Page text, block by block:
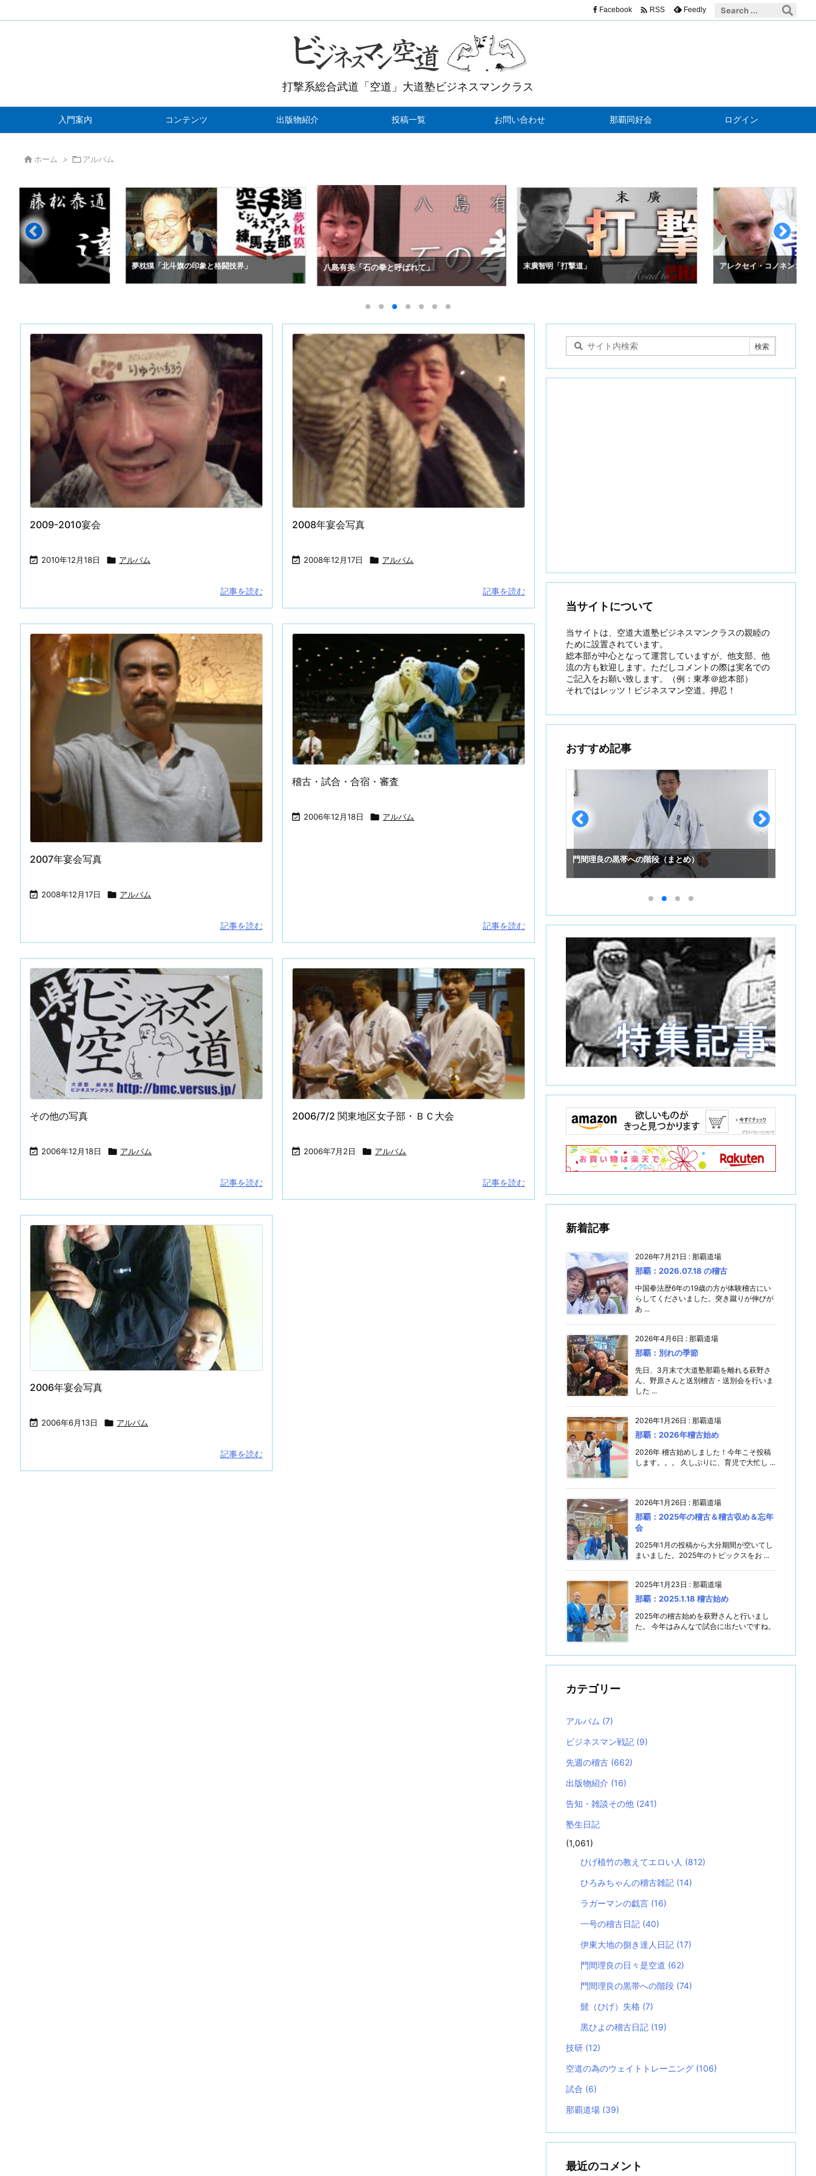
打撃系総合武道「空道」大道塾ビジネスマンクラス
入門案内 コンテンツ 出版物紹介 投稿一覧 お問い合わせ 那覇同好会 ログイン
Facebook  RSS Feedly
 ホーム > アルバム
夢枕獏「北斗旗の印象と格闘技界」 八島有美「石の拳と呼ばれて」 末廣智明「打撃道」 アレクセイ・コノネンコ「
2009-2010宴会
 2010年12月18日  アルバム
記事を読む
2008年宴会写真
 2008年12月17日  アルバム
記事を読む
2007年宴会写真
 2008年12月17日  アルバム
記事を読む
稽古・試合・合宿・審査
 2006年12月18日  アルバム
記事を読む
その他の写真
 2006年12月18日  アルバム
記事を読む
2006/7/2 関東地区女子部・ＢＣ大会
 2006年7月2日  アルバム
記事を読む
2006年宴会写真
 2006年6月13日  アルバム
記事を読む
当サイトについて
当サイトは、空道大道塾ビジネスマンクラスの親睦の
ために設置されています。
総本部が中心となって運営していますが、他支部、他
流の方も歓迎します。ただしコメントの際は実名での
ご記入をお願い致します。（例：東孝＠総本部）
それではレッツ！ビジネスマン空道。押忍！
おすすめ記事
入れ （①初めての投稿） 門間理良の黒帯への階段（まとめ）
新着記事
2026年7月21日 : 那覇道場
那覇：2026.07.18 の稽古
中国拳法歴6年の19歳の方が体験稽古にい
らしてくださいました。突き蹴りが伸びが
あ ...
2026年4月6日 : 那覇道場
那覇：別れの季節
先日、3月末で大道塾那覇を離れる萩野さ
ん、野原さんと送別稽古・送別会を行いま
した ...
2026年1月26日 : 那覇道場
那覇：2026年稽古始め
2026年 稽古始めしました！今年こそ投稿
します。。。 久しぶりに、育児で大忙し ...
2026年1月26日 : 那覇道場
那覇：2025年の稽古＆稽古収め＆忘年
会
2025年1月の投稿から大分期間が空いてし
まいました。2025年のトピックスをお ...
2025年1月23日 : 那覇道場
那覇：2025.1.18 稽古始め
2025年の稽古始めを萩野さんと行いまし
た。 今年はみんなで試合に出たいですね。
カテゴリー
アルバム (7)
ビジネスマン戦記 (9)
先週の稽古 (662)
出版物紹介 (16)
告知・雑談その他 (241)
塾生日記
(1,061)
ひげ植竹の教えてエロい人 (812)
ひろみちゃんの稽古雑記 (14)
ラガーマンの戯言 (16)
一号の稽古日記 (40)
伊東大地の捌き達人日記 (17)
門間理良の日々是空道 (62)
門間理良の黒帯への階段 (74)
髭（ひげ）失格 (7)
黒ひよの稽古日記 (19)
技研 (12)
空道の為のウェイトトレーニング (106)
試合 (6)
那覇道場 (39)
最近のコメント